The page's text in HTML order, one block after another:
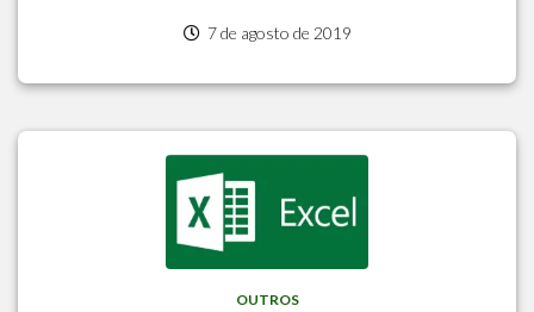
7 de agosto de 2019
OUTROS